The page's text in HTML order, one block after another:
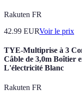
Rakuten FR
42.99 EURVoir le prix
TYE-Multiprise à 3
Câble de 3,0m Boîtier
L'électricité Blanc
Rakuten FR